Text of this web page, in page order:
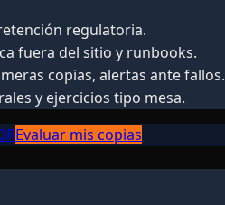
regulatoria.
fuera del sitio y runbooks.
copias, alertas ante fallos.
y ejercicios tipo mesa.
Evaluar mis copias